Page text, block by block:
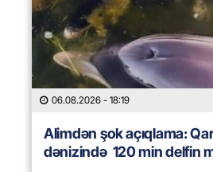
06.08.2026 - 18:19
Alimdən şok açıqlama:
dənizində 120 min delfin